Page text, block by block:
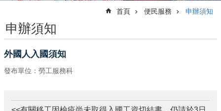
業
務
簡
介
民
首頁 便民服務 申辦須知
申辦須知
外國人入國須知
發布單位：勞工服務科